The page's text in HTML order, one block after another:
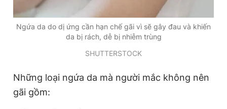
0906 645 777
Đặt báo Quảng cáo RSS Tòa soạn
Tổng biên tập: Nguyễn Ngọc Toàn
Phó tổng biên tập: Trần Việt Hưng
Tổng thư ký tòa soạn: Đức Trung
Ngứa da do dị ứng cần hạn chế gãi vì sẽ gây đau và khiến
da bị rách, dễ bị nhiễm trùng
SHUTTERSTOCK
Những loại ngứa da mà người mắc không nên
gãi gồm: